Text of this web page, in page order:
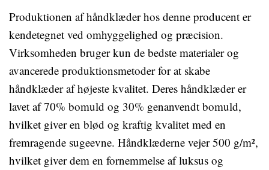
Produktionen af håndklæder hos denne producent er
kendetegnet ved omhyggelighed og præcision.
Virksomheden bruger kun de bedste materialer og
avancerede produktionsmetoder for at skabe
håndklæder af højeste kvalitet. Deres håndklæder er
lavet af 70% bomuld og 30% genanvendt bomuld,
hvilket giver en blød og kraftig kvalitet med en
fremragende sugeevne. Håndklæderne vejer 500 g/m²,
hvilket giver dem en fornemmelse af luksus og